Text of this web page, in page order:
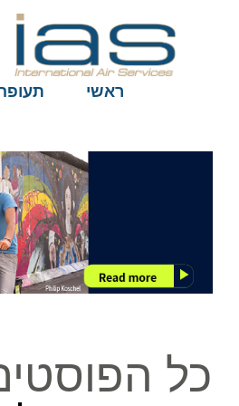
ראשי תעופה
כל הפוסטים